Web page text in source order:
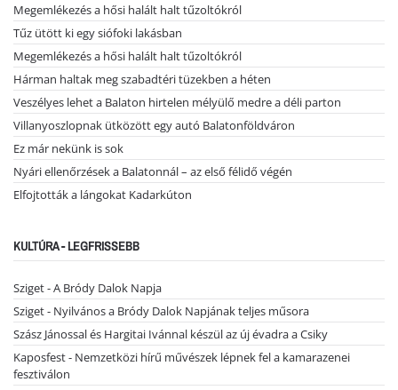
Megemlékezés a hősi halált halt tűzoltókról
Tűz ütött ki egy siófoki lakásban
Megemlékezés a hősi halált halt tűzoltókról
Hárman haltak meg szabadtéri tüzekben a héten
Veszélyes lehet a Balaton hirtelen mélyülő medre a déli parton
Villanyoszlopnak ütközött egy autó Balatonföldváron
Ez már nekünk is sok
Nyári ellenőrzések a Balatonnál – az első félidő végén
Elfojtották a lángokat Kadarkúton
KULTÚRA - LEGFRISSEBB
Sziget - A Bródy Dalok Napja
Sziget - Nyilvános a Bródy Dalok Napjának teljes műsora
Szász Jánossal és Hargitai Ivánnal készül az új évadra a Csiky
Kaposfest - Nemzetközi hírű művészek lépnek fel a kamarazenei
fesztiválon